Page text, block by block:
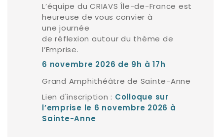
L’équipe du CRIAVS Île-de-France est
heureuse de vous convier à
une journée
de réflexion autour du thème de
l’Emprise.
6 novembre 2026 de 9h à 17h
Grand Amphithéâtre de Sainte-Anne
Lien d'inscription : Colloque sur
l’emprise le 6 novembre 2026 à
Sainte-Anne